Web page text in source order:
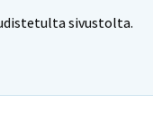
sivustolta.